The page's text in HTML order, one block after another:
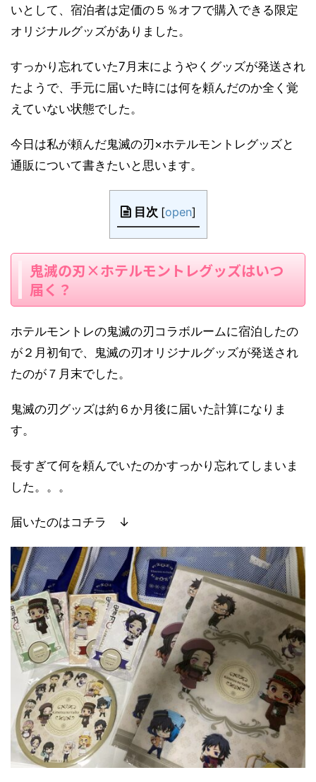
いとして、宿泊者は定価の５％オフで購入できる限定
オリジナルグッズがありました。
すっかり忘れていた7月末にようやくグッズが発送され
たようで、手元に届いた時には何を頼んだのか全く覚
えていない状態でした。
今日は私が頼んだ鬼滅の刃×ホテルモントレグッズと
通販について書きたいと思います。
目次 [open]
鬼滅の刃×ホテルモントレグッズはいつ
届く？
ホテルモントレの鬼滅の刃コラボルームに宿泊したの
が２月初旬で、鬼滅の刃オリジナルグッズが発送され
たのが７月末でした。
鬼滅の刃グッズは約６か月後に届いた計算になりま
す。
長すぎて何を頼んでいたのかすっかり忘れてしまいま
した。。。
届いたのはコチラ ↓